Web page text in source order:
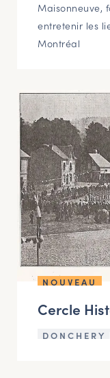
Maisonneuve,
entretenir les
Montréal
NOUVEAU
Cercle